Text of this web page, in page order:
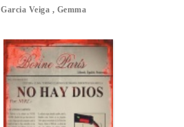
Garcia Veiga , Gemma